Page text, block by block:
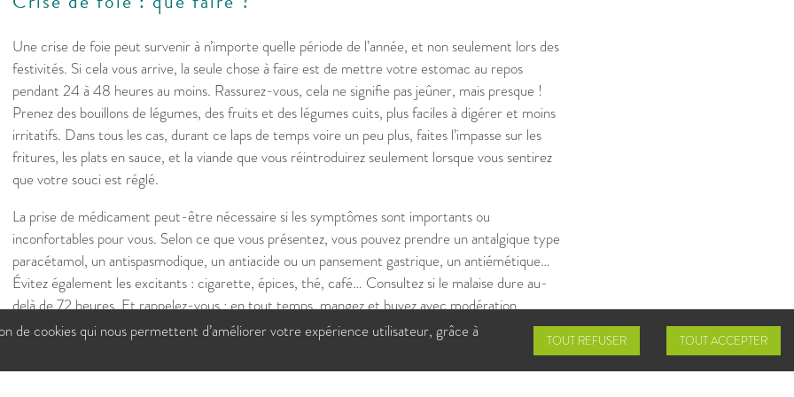
Une crise de foie peut survenir à n’importe quelle période de l’année, et non seulement lors des
festivités. Si cela vous arrive, la seule chose à faire est de mettre votre estomac au repos
pendant 24 à 48 heures au moins. Rassurez-vous, cela ne signifie pas jeûner, mais presque !
Prenez des bouillons de légumes, des fruits et des légumes cuits, plus faciles à digérer et moins
irritatifs. Dans tous les cas, durant ce laps de temps voire un peu plus, faites l’impasse sur les
fritures, les plats en sauce, et la viande que vous réintroduirez seulement lorsque vous sentirez
que votre souci est réglé.
La prise de médicament peut-être nécessaire si les symptômes sont importants ou
inconfortables pour vous. Selon ce que vous présentez, vous pouvez prendre un antalgique type
paracétamol, un antispasmodique, un antiacide ou un pansement gastrique, un antiémétique…
Évitez également les excitants : cigarette, épices, thé, café… Consultez si le malaise dure au-
delà de 72 heures. Et rappelez-vous : en tout temps, mangez et buvez avec modération.
Mâchez et prenez le temps d’apprécier vos mets. Votre estomac vous en remerciera.
de cookies qui nous permettent d’améliorer votre expérience utilisateur, grâce à
TOUT REFUSER TOUT ACCEPTER